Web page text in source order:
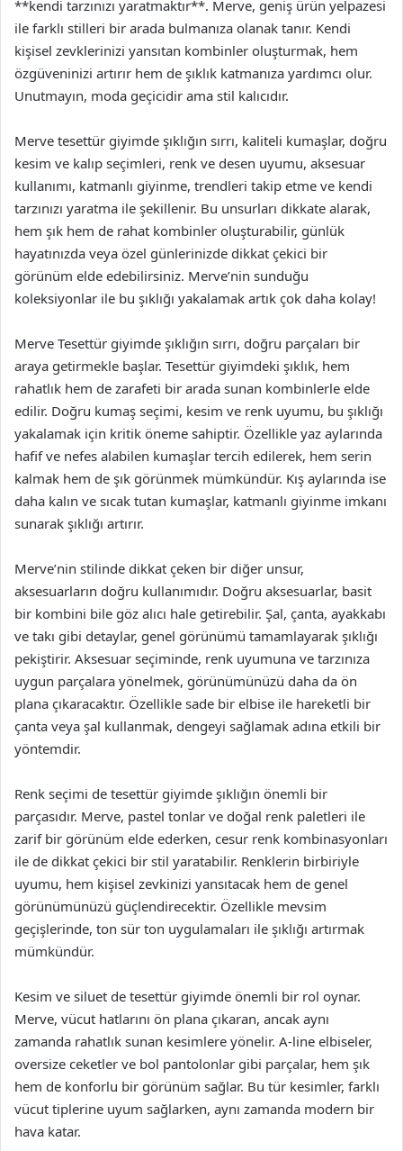
**kendi tarzınızı yaratmaktır**. Merve, geniş ürün yelpazesi
ile farklı stilleri bir arada bulmanıza olanak tanır. Kendi
kişisel zevklerinizi yansıtan kombinler oluşturmak, hem
özgüveninizi artırır hem de şıklık katmanıza yardımcı olur.
Unutmayın, moda geçicidir ama stil kalıcıdır.
Merve tesettür giyimde şıklığın sırrı, kaliteli kumaşlar, doğru
kesim ve kalıp seçimleri, renk ve desen uyumu, aksesuar
kullanımı, katmanlı giyinme, trendleri takip etme ve kendi
tarzınızı yaratma ile şekillenir. Bu unsurları dikkate alarak,
hem şık hem de rahat kombinler oluşturabilir, günlük
hayatınızda veya özel günlerinizde dikkat çekici bir
görünüm elde edebilirsiniz. Merve’nin sunduğu
koleksiyonlar ile bu şıklığı yakalamak artık çok daha kolay!
Merve Tesettür giyimde şıklığın sırrı, doğru parçaları bir
araya getirmekle başlar. Tesettür giyimdeki şıklık, hem
rahatlık hem de zarafeti bir arada sunan kombinlerle elde
edilir. Doğru kumaş seçimi, kesim ve renk uyumu, bu şıklığı
yakalamak için kritik öneme sahiptir. Özellikle yaz aylarında
hafif ve nefes alabilen kumaşlar tercih edilerek, hem serin
kalmak hem de şık görünmek mümkündür. Kış aylarında ise
daha kalın ve sıcak tutan kumaşlar, katmanlı giyinme imkanı
sunarak şıklığı artırır.
Merve’nin stilinde dikkat çeken bir diğer unsur,
aksesuarların doğru kullanımıdır. Doğru aksesuarlar, basit
bir kombini bile göz alıcı hale getirebilir. Şal, çanta, ayakkabı
ve takı gibi detaylar, genel görünümü tamamlayarak şıklığı
pekiştirir. Aksesuar seçiminde, renk uyumuna ve tarzınıza
uygun parçalara yönelmek, görünümünüzü daha da ön
plana çıkaracaktır. Özellikle sade bir elbise ile hareketli bir
çanta veya şal kullanmak, dengeyi sağlamak adına etkili bir
yöntemdir.
Renk seçimi de tesettür giyimde şıklığın önemli bir
parçasıdır. Merve, pastel tonlar ve doğal renk paletleri ile
zarif bir görünüm elde ederken, cesur renk kombinasyonları
ile de dikkat çekici bir stil yaratabilir. Renklerin birbiriyle
uyumu, hem kişisel zevkinizi yansıtacak hem de genel
görünümünüzü güçlendirecektir. Özellikle mevsim
geçişlerinde, ton sür ton uygulamaları ile şıklığı artırmak
mümkündür.
Kesim ve siluet de tesettür giyimde önemli bir rol oynar.
Merve, vücut hatlarını ön plana çıkaran, ancak aynı
zamanda rahatlık sunan kesimlere yönelir. A-line elbiseler,
oversize ceketler ve bol pantolonlar gibi parçalar, hem şık
hem de konforlu bir görünüm sağlar. Bu tür kesimler, farklı
vücut tiplerine uyum sağlarken, aynı zamanda modern bir
hava katar.